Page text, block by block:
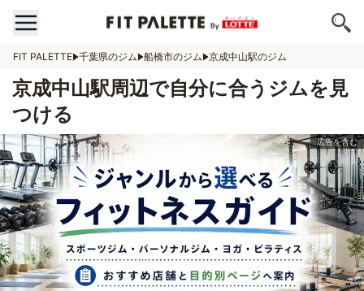
FIT PALETTE 千葉県のジム 船橋市のジム 京成中山駅のジム
京成中山駅周辺で自分に合うジムを見
つける